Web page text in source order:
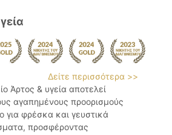
Δείτε περισσότερα >>
Άρτος & υγεία αποτελεί
αγαπημένους προορισμούς
για φρέσκα και γευστικά
προσφέροντας